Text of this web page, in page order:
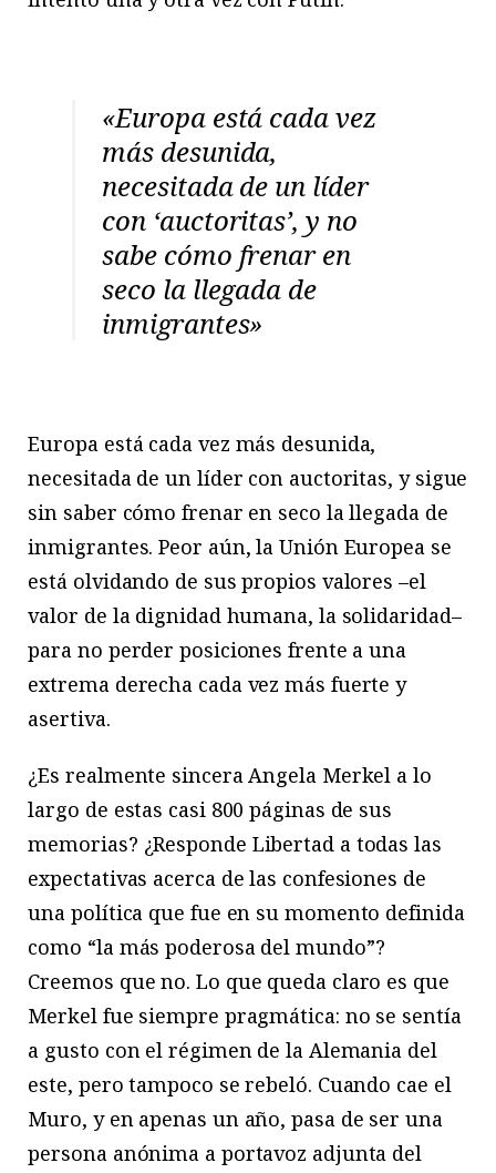
«Europa está cada vez
más desunida,
necesitada de un líder
con ‘auctoritas’, y no
sabe cómo frenar en
seco la llegada de
inmigrantes»
Europa está cada vez más desunida,
necesitada de un líder con auctoritas, y sigue
sin saber cómo frenar en seco la llegada de
inmigrantes. Peor aún, la Unión Europea se
está olvidando de sus propios valores –el
valor de la dignidad humana, la solidaridad–
para no perder posiciones frente a una
extrema derecha cada vez más fuerte y
asertiva.
¿Es realmente sincera Angela Merkel a lo
largo de estas casi 800 páginas de sus
memorias? ¿Responde Libertad a todas las
expectativas acerca de las confesiones de
una política que fue en su momento definida
como “la más poderosa del mundo”?
Creemos que no. Lo que queda claro es que
Merkel fue siempre pragmática: no se sentía
a gusto con el régimen de la Alemania del
este, pero tampoco se rebeló. Cuando cae el
Muro, y en apenas un año, pasa de ser una
persona anónima a portavoz adjunta del